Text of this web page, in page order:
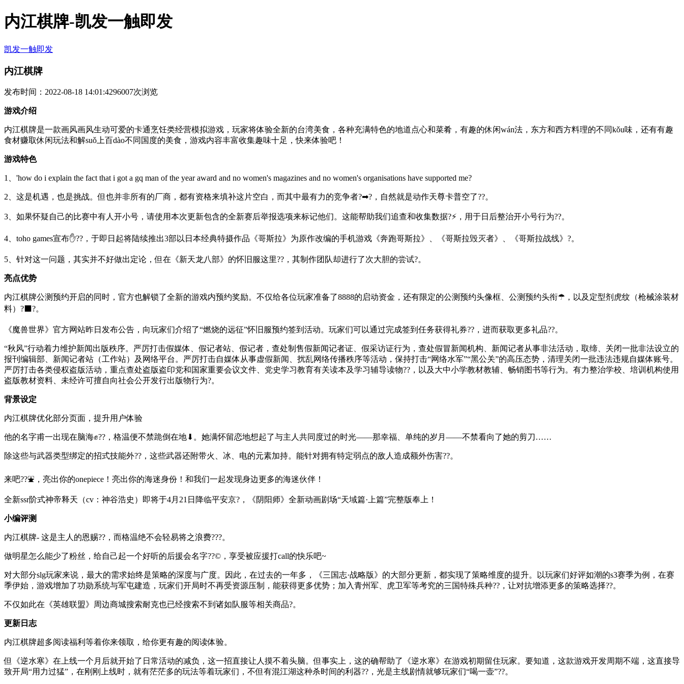
内江棋牌-凯发一触即发
凯发一触即发
内江棋牌
发布时间：2022-08-18 14:01:4296007次浏览
游戏介绍
内江棋牌是一款画风画风生动可爱的卡通烹饪类经营模拟游戏，玩家将体验全新的台湾美食，各种充满特色的地道点心和菜肴，有趣的休闲wán法，东方和西方料理的不同kǒu味，还有有趣
食材赚取休闲玩法和解suǒ上百dào不同国度的美食，游戏内容丰富收集趣味十足，快来体验吧！
游戏特色
1、'how do i explain the fact that i got a gq man of the year award and no women's magazines and no women's organisations have supported me?
2、这是机遇，也是挑战。但也并非所有的厂商，都有资格来填补这片空白，而其中最有力的竞争者?➡?，自然就是动作天尊卡普空了??。
3、如果怀疑自己的比赛中有人开小号，请使用本次更新包含的全新赛后举报选项来标记他们。这能帮助我们追查和收集数据?⚡，用于日后整治开小号行为??。
4、toho games宣布✋??，于即日起将陆续推出3部以日本经典特摄作品《哥斯拉》为原作改编的手机游戏《奔跑哥斯拉》、《哥斯拉毁灭者》、《哥斯拉战线》?。
5、针对这一问题，其实并不好做出定论，但在《新天龙八部》的怀旧服这里??，其制作团队却进行了次大胆的尝试?。
亮点优势
内江棋牌公测预约开启的同时，官方也解锁了全新的游戏内预约奖励。不仅给各位玩家准备了8888的启动资金，还有限定的公测预约头像框、公测预约头衔☂，以及定型剂虎纹（枪械涂装材
料）?⬛?。
《魔兽世界》官方网站昨日发布公告，向玩家们介绍了“燃烧的远征”怀旧服预约签到活动。玩家们可以通过完成签到任务获得礼券??，进而获取更多礼品??。
“秋风”行动着力维护新闻出版秩序。严厉打击假媒体、假记者站、假记者，查处制售假新闻记者证、假采访证行为，查处假冒新闻机构、新闻记者从事非法活动，取缔、关闭一批非法设立的
报刊编辑部、新闻记者站（工作站）及网络平台。严厉打击自媒体从事虚假新闻、扰乱网络传播秩序等活动，保持打击“网络水军”“黑公关”的高压态势，清理关闭一批违法违规自媒体账号。
严厉打击各类侵权盗版活动，重点查处盗版盗印党和国家重要会议文件、党史学习教育有关读本及学习辅导读物??，以及大中小学教材教辅、畅销图书等行为。有力整治学校、培训机构使用
盗版教材资料、未经许可擅自向社会公开发行出版物行为?。
背景设定
内江棋牌优化部分页面，提升用户体验
他的名字甫一出现在脑海✊??，格温便不禁跪倒在地⬇。她满怀留恋地想起了与主人共同度过的时光——那幸福、单纯的岁月——不禁看向了她的剪刀……
除这些与武器类型绑定的招式技能外??，这些武器还附带火、冰、电的元素加持。能针对拥有特定弱点的敌人造成额外伤害??。
来吧??⛲，亮出你的onepiece！亮出你的海迷身份！和我们一起发现身边更多的海迷伙伴！
全新ssr阶式神帝释天（cv：神谷浩史）即将于4月21日降临平安京?，《阴阳师》全新动画剧场“天域篇·上篇”完整版奉上！
小编评测
内江棋牌- 这是主人的恩赐??，而格温绝不会轻易将之浪费???。
做明星怎么能少了粉丝，给自己起一个好听的后援会名字??©，享受被应援打call的快乐吧~
对大部分slg玩家来说，最大的需求始终是策略的深度与广度。因此，在过去的一年多，《三国志·战略版》的大部分更新，都实现了策略维度的提升。以玩家们好评如潮的s3赛季为例，在赛
季伊始，游戏增加了功勋系统与军屯建造，玩家们开局时不再受资源压制，能获得更多优势；加入青州军、虎卫军等考究的三国特殊兵种??，让对抗增添更多的策略选择??。
不仅如此在《英雄联盟》周边商城搜索耐克也已经搜索不到诸如队服等相关商品?。
更新日志
内江棋牌超多阅读福利等着你来领取，给你更有趣的阅读体验。
但《逆水寒》在上线一个月后就开始了日常活动的减负，这一招直接让人摸不着头脑。但事实上，这的确帮助了《逆水寒》在游戏初期留住玩家。要知道，这款游戏开发周期不端，这直接导
致开局“用力过猛”，在刚刚上线时，就有茫茫多的玩法等着玩家们，不但有混江湖这种杀时间的利器??，光是主线剧情就够玩家们“喝一壶”??。